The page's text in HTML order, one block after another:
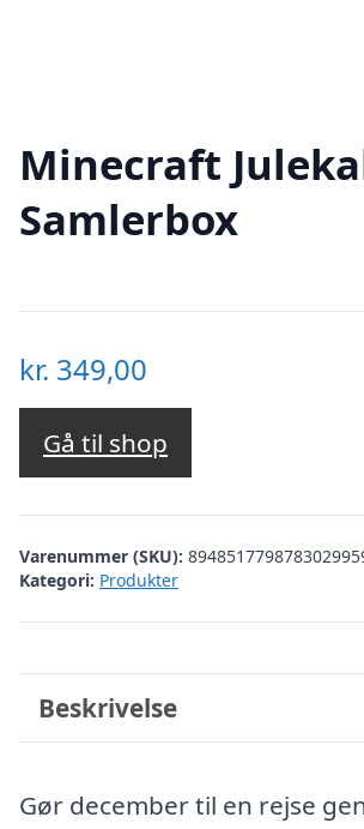
Minecraft
Samlerbox
kr. 349,00
Gå til shop
Varenummer (SKU):
Kategori: Produkter
Beskrivelse
Gør december til en rejse